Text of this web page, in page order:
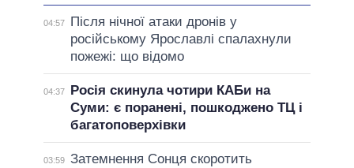
04:57
Після нічної атаки дронів у
російському Ярославлі спалахнули
пожежі: що відомо
04:37
Росія скинула чотири КАБи на
Суми: є поранені, пошкоджено ТЦ і
багатоповерхівки
03:59 Затемнення Сонця скоротить